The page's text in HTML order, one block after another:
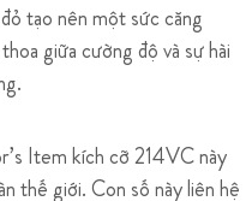
tạo nên một sức căng
giữa cường độ và sự hài
Item kích cỡ 214VC này
thế giới. Con số này liên hệ